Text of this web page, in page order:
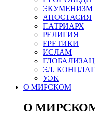
ЭКУМЕНИЗМ
АПОСТАСИЯ
ПАТРИАРХ
РЕЛИГИЯ
ЕРЕТИКИ
ИСЛАМ
ЭЛ.
УЭК
О МИРСКОМ
О